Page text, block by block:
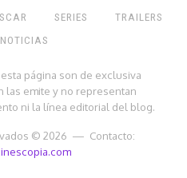
SERIES
TRAILERS
NOTICIAS
página son de exclusiva
las emite y no representan
ni la línea editorial del blog.
© 2026 — Contacto: